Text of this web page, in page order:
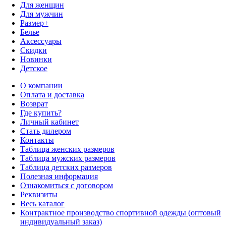
Для женщин
Для мужчин
Размер+
Белье
Аксессуары
Скидки
Новинки
Детское
О компании
Оплата и доставка
Возврат
Где купить?
Личный кабинет
Стать дилером
Контакты
Таблица женских размеров
Таблица мужских размеров
Таблица детских размеров
Полезная информация
Ознакомиться с договором
Реквизиты
Весь каталог
Контрактное производство спортивной одежды (оптовый
индивидуальный заказ)